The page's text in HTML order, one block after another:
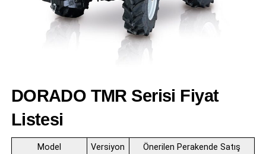
DORADO TMR Serisi Fiyat
Listesi
Model Versiyon
Önerilen Perakende Satış